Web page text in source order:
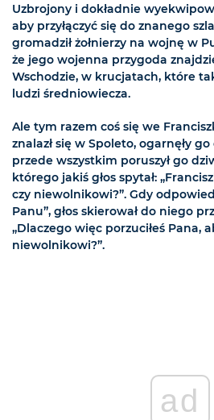
Uzbrojony i dokładnie
aby przyłączyć się do znanego
gromadził żołnierzy na wojnę w
że jego wojenna przygoda
Wschodzie, w krucjatach, które
ludzi średniowiecza.
Ale tym razem coś się we
znalazł się w Spoleto, ogarnęły
przede wszystkim poruszył go
którego jakiś głos spytał:
czy niewolnikowi?”. Gdy
Panu”, głos skierował do niego
„Dlaczego więc porzuciłeś Pana,
niewolnikowi?”.
ad